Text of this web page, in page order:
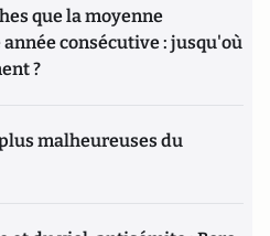
que la moyenne
consécutive : jusqu'où
?
malheureuses du